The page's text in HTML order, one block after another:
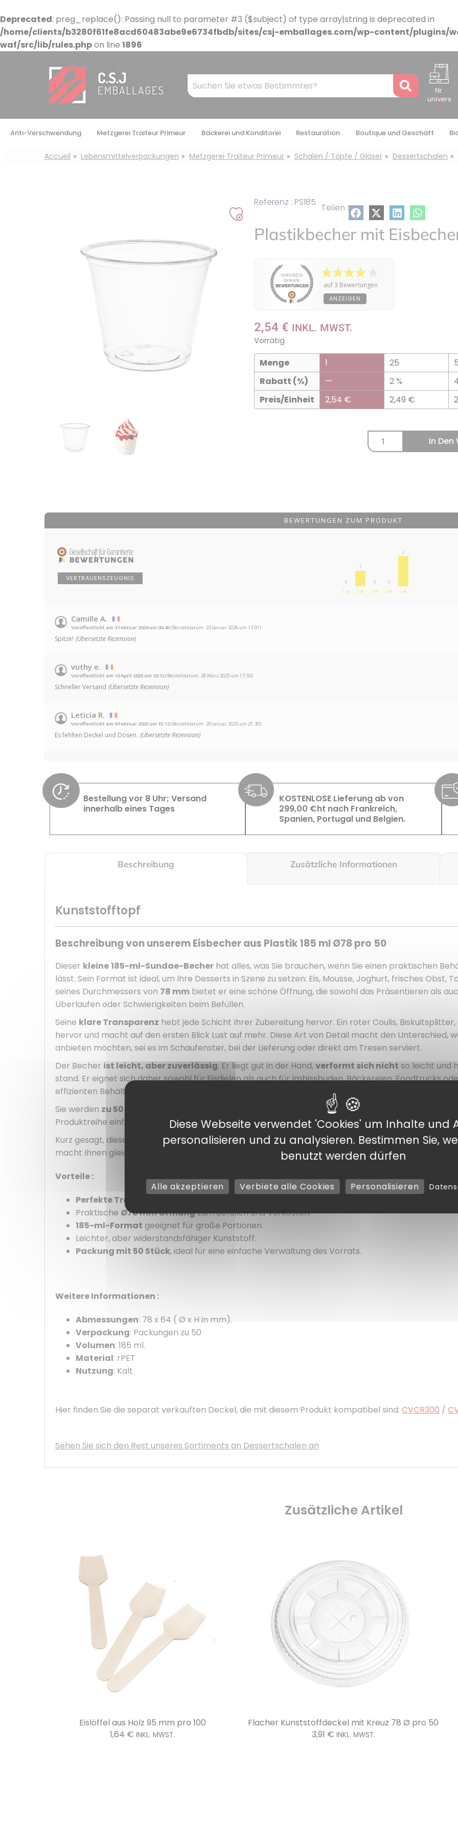
Deprecated: preg_replace(): Passing null to parameter #3 ($subject) of type array|string is deprecated in
/home/clients/b3280f61fe8acd60483abe9e6734fbdb/sites/csj-emballages.com/wp-content/plugins/
waf/src/lib/rules.phpon line 1896
Mots
clés
Nr.
univers
Anti-Verschwendung Metzgerei Traiteur Primeur Bäckerei und Konditorei Restauration Boutique und Geschäft
Accueil Lebensmittelverpackungen Metzgerei Traiteur Primeur Schalen / Töpfe / Gläser Dessertschalen
Auf
meine
Referenz : PS185 Teilen :
Plastikbecher mit
auf 3 Bewertungen
ANZEIGEN
2,54 € INKL. MWST.
Vorrätig
Menge
Rabatt (%)
Preis/Einheit
1
—
2,54 €
25
2 %
2,49 €
In
BEWERTUNGEN ZUM PRODUKT
VERTRAUENSZEUGNIS 0
1★
1
2★
0
3★
0
4★
2
5★
Camille A.
Veröffentlicht am 3 Februar 2026 um 00:45(Bestelldatum: 23 Januar 2026 um 13:01)
Spitze! (Übersetzte Rezension)
vuthy e.
Veröffentlicht am 10 April 2025 um 20:12(Bestelldatum: 28 März 2025 um 17:50)
Schneller Versand (Übersetzte Rezension)
Leticia R.
Veröffentlicht am 9 Februar 2025 um 15:12(Bestelldatum: 29 Januar 2025 um 21:30)
Es fehlten Deckel und Dosen. (Übersetzte Rezension)
Bestellung vor 8 Uhr; Versand
innerhalb eines Tages
KOSTENLOSE Lieferung ab von
299,00 €ht nach Frankreich,
Spanien, Portugal und Belgien.
Beschreibung Zusätzliche Informationen
Kunststofftopf
Beschreibung von unserem Eisbecher aus Plastik 185 ml Ø78 pro 50
Dieser kleine185-ml-Sundae-Becher hat alles, was Sie brauchen, wenn Sie einen praktischen
lässt. Sein Format ist ideal, um Ihre Desserts in Szene zu setzen: Eis, Mousse, Joghurt, frisches Obst,
seines Durchmessers von 78 mm bietet er eine schöne Öffnung, die sowohl das Präsentieren als
Überlaufen oder Schwierigkeiten beim Befüllen.
Seine klare Transparenz hebt jede Schicht Ihrer Zubereitung hervor. Ein roter Coulis,
hervor und macht auf den ersten Blick Lust auf mehr. Diese Art von Detail macht den Unterschied,
anbieten möchten, sei es im Schaufenster, bei der Lieferung oder direkt am Tresen serviert.
Der Becher ist leicht, aber zuverlässig: Er liegt gut in der Hand,verformt sich nicht so leicht und
stand. Er eignet sich daher sowohl für Eisdielen als auch für Imbissbuden, Bäckereien, Foodtrucks
effizienten Behälter suchen.
Sie werden zu 50 Stück
verkauft und ermöglichen es Ihnen, Ihren Vorrat zu verwalten, ohne sich zu
Produktreihe einführen, ein Dessert testen oder einen regelmäßigen Service anbieten, dieses
Kurz gesagt, dieser
Sundae-Bechervereint Klarheit, Praktikabilität und eine gepflegte
macht Ihnen gleichzeitig das Leben leichter, was ihn zu einem unverzichtbaren Verbündeten für
Vorteile :
Perfekte Transparenz
Praktische Ø78 mm Öffnungzum Befüllen und Verkosten.
185-ml-Format geeignet für große Portionen.
Leichter, aber widerstandsfähiger Kunststoff.
Packung mit 50 Stück, ideal für eine einfache Verwaltung des Vorrats.
Weitere Informationen :
Abmessungen: 78 x 64 ( Ø x H in mm).
Verpackung: Packungen zu 50
Volumen: 185 ml.
Material: rPET
Nutzung: Kalt
Hier finden Sie die separat verkauften Deckel, die mit diesem Produkt kompatibel sind: CVCR300 /
Sehen Sie sich den Rest unseres Sortiments an Dessertschalen an
Zusätzliche Artikel
Flacher Kunststoffdeckel mit Kreuz 78 Ø pro 50
3,91 € INKL. MWST.
Flacher Kunststoffdeckel 78 Ø pro 50
2,26€ INKL. MWST.
Diese Webseite verwendet 'Cookies' um Inhalte und
personalisieren und zu analysieren. Bestimmen Sie,
benutzt werden dürfen
Alle akzeptieren Verbiete alle Cookies Personalisieren